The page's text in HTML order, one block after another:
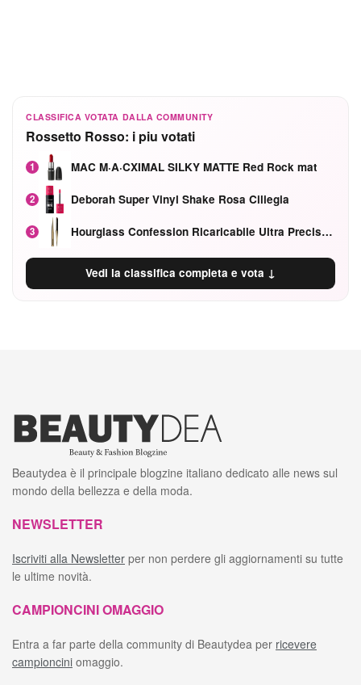
CLASSIFICA VOTATA DALLA COMMUNITY
Rossetto Rosso: i piu votati
1 MAC M·A·CXIMAL SILKY MATTE Red Rock mat
2 Deborah Super Vinyl Shake Rosa Ciliegia
3 Hourglass Confession Ricaricabile Ultra Preciso Ad Alta Intensità Secretly Classic Red
Vedi la classifica completa e vota ↓
Beautydea è il principale blogzine italiano dedicato alle news sul
mondo della bellezza e della moda.
NEWSLETTER
Iscriviti alla Newsletter per non perdere gli aggiornamenti su tutte
le ultime novità.
CAMPIONCINI OMAGGIO
Entra a far parte della community di Beautydea per ricevere
campioncini omaggio.